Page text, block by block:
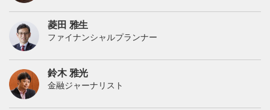
菱田 雅生
ファイナンシャルプランナー
鈴木 雅光
金融ジャーナリスト